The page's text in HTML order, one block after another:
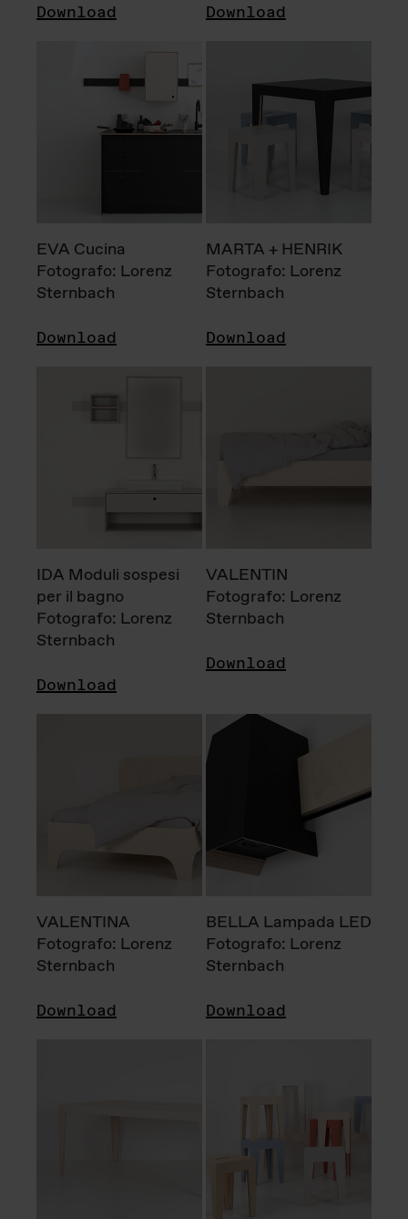
Download Download
EVA Cucina
Fotografo: Lorenz
Sternbach
Download
MARTA + HENRIK
Fotografo: Lorenz
Sternbach
Download
IDA Moduli sospesi
per il bagno
Fotografo: Lorenz
Sternbach
Download
VALENTIN
Fotografo: Lorenz
Sternbach
Download
VALENTINA
Fotografo: Lorenz
Sternbach
Download
BELLA Lampada LED
Fotografo: Lorenz
Sternbach
Download